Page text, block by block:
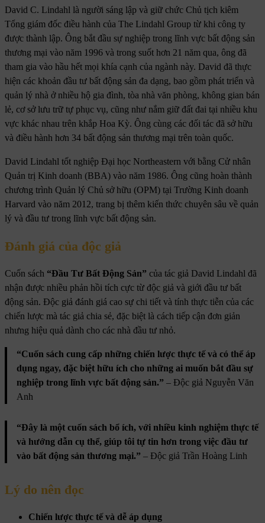
David C. Lindahl là người sáng lập và giữ chức Chủ tịch kiêm
Tổng giám đốc điều hành của The Lindahl Group từ khi công ty
được thành lập. Ông bắt đầu sự nghiệp trong lĩnh vực bất động sản
thương mại vào năm 1996 và trong suốt hơn 21 năm qua, ông đã
tham gia vào hầu hết mọi khía cạnh của ngành này. David đã thực
hiện các khoản đầu tư bất động sản đa dạng, bao gồm phát triển và
quản lý nhà ở nhiều hộ gia đình, tòa nhà văn phòng, không gian bán
lẻ, cơ sở lưu trữ tự phục vụ, cũng như nắm giữ đất đai tại nhiều khu
vực khác nhau trên khắp Hoa Kỳ. Ông cùng các đối tác đã sở hữu
và điều hành hơn 34 bất động sản thương mại trên toàn quốc.
David Lindahl tốt nghiệp Đại học Northeastern với bằng Cử nhân
Quản trị Kinh doanh (BBA) vào năm 1986. Ông cũng hoàn thành
chương trình Quản lý Chủ sở hữu (OPM) tại Trường Kinh doanh
Harvard vào năm 2012, trang bị thêm kiến thức chuyên sâu về quản
lý và đầu tư trong lĩnh vực bất động sản.
Đánh giá của độc giả
Cuốn sách “Đầu Tư Bất Động Sản” của tác giả David Lindahl đã
nhận được nhiều phản hồi tích cực từ độc giả và giới đầu tư bất
động sản. Độc giả đánh giá cao sự chi tiết và tính thực tiễn của các
chiến lược mà tác giả chia sẻ, đặc biệt là cách tiếp cận đơn giản
nhưng hiệu quả dành cho các nhà đầu tư nhỏ.
“Cuốn sách cung cấp những chiến lược thực tế và có thể áp
dụng ngay, đặc biệt hữu ích cho những ai muốn bắt đầu sự
nghiệp trong lĩnh vực bất động sản.” – Độc giả Nguyễn Văn
Anh
“Đây là một cuốn sách bổ ích, với nhiều kinh nghiệm thực tế
và hướng dẫn cụ thể, giúp tôi tự tin hơn trong việc đầu tư
vào bất động sản thương mại.” – Độc giả Trần Hoàng Linh
Lý do nên đọc
Chiến lược thực tế và dễ áp dụng